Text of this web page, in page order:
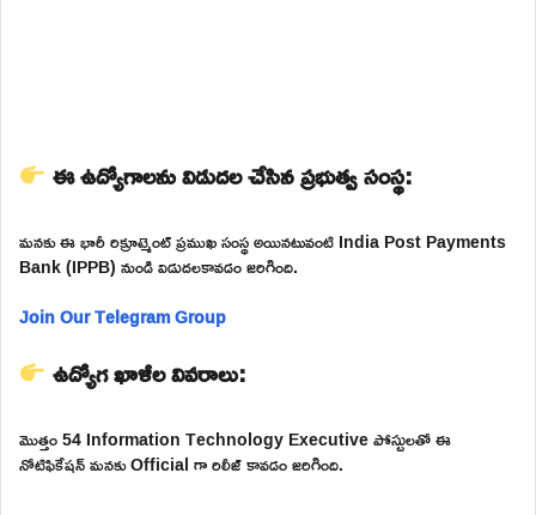
ఈ ఉద్యోగాలను విడుదల చేసిన ప్రభుత్వ సంస్థ:
మనకు ఈ భారీ రిక్రూట్మెంట్ ప్రముఖ సంస్థ అయినటువంటి India Post Payments
Bank (IPPB) నుండి విడుదలకావడం జరిగింది.
Join Our Telegram Group
ఉద్యోగ ఖాళీల వివరాలు:
మొత్తం 54 Information Technology Executive పోస్టులతో ఈ
నోటిఫికేషన్ మనకు Official గా రిలీజ్ కావడం జరిగింది.